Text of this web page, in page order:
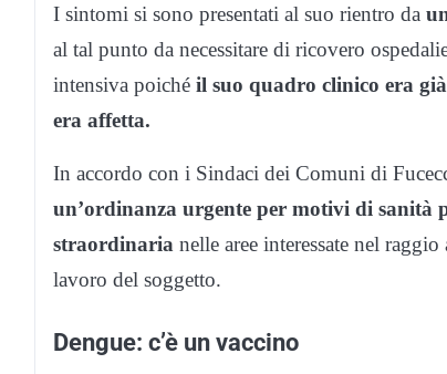
I sintomi si sono presentati al suo rientro da
al tal punto da necessitare di ricovero
intensiva poiché il suo quadro clinico era
era affetta.
In accordo con i Sindaci dei Comuni di
un’ordinanza urgente per motivi di sanità
straordinaria nelle aree interessate nel
lavoro del soggetto.
Dengue: c’è un vaccino